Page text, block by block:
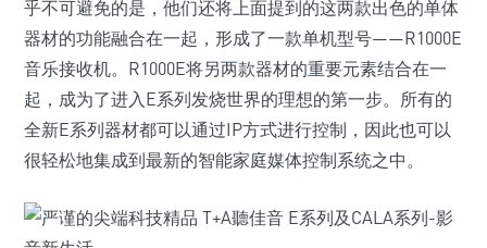
乎不可避免的是，他们还将上面提到的这两款出色的单体
器材的功能融合在一起，形成了一款单机型号——R1000E
音乐接收机。R1000E将另两款器材的重要元素结合在一
起，成为了进入E系列发烧世界的理想的第一步。所有的
全新E系列器材都可以通过IP方式进行控制，因此也可以
很轻松地集成到最新的智能家庭媒体控制系统之中。